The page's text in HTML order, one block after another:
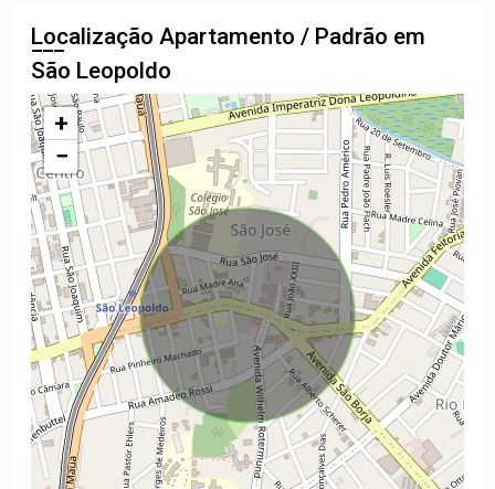
Localização Apartamento / Padrão em
São Leopoldo
+
−